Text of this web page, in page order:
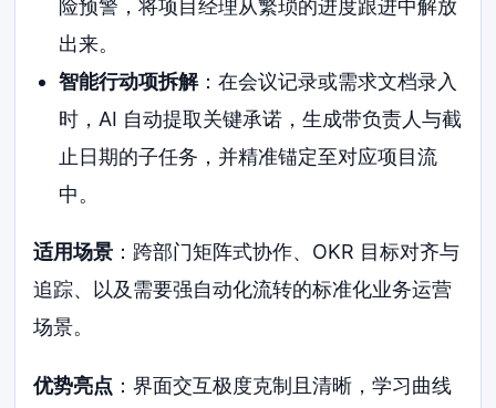
险预警，将项目经理从繁琐的进度跟进中解放
出来。
智能行动项拆解：在会议记录或需求文档录入
时，AI 自动提取关键承诺，生成带负责人与截
止日期的子任务，并精准锚定至对应项目流
中。
适用场景 ：跨部门矩阵式协作、OKR 目标对齐与
追踪、以及需要强自动化流转的标准化业务运营
场景。
优势亮点 ：界面交互极度克制且清晰，学习曲线